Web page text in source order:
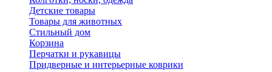
Детские товары
Товары для животных
Стильный дом
Корзина
Перчатки и рукавицы
Придверные и интерьерные коврики